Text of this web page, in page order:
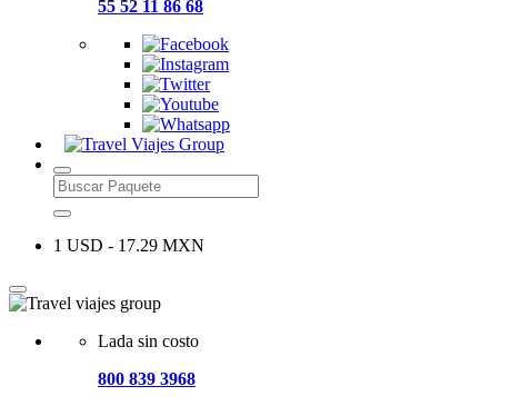
55 52 11 86 68
1 USD - 17.29 MXN
Lada sin costo
800 839 3968